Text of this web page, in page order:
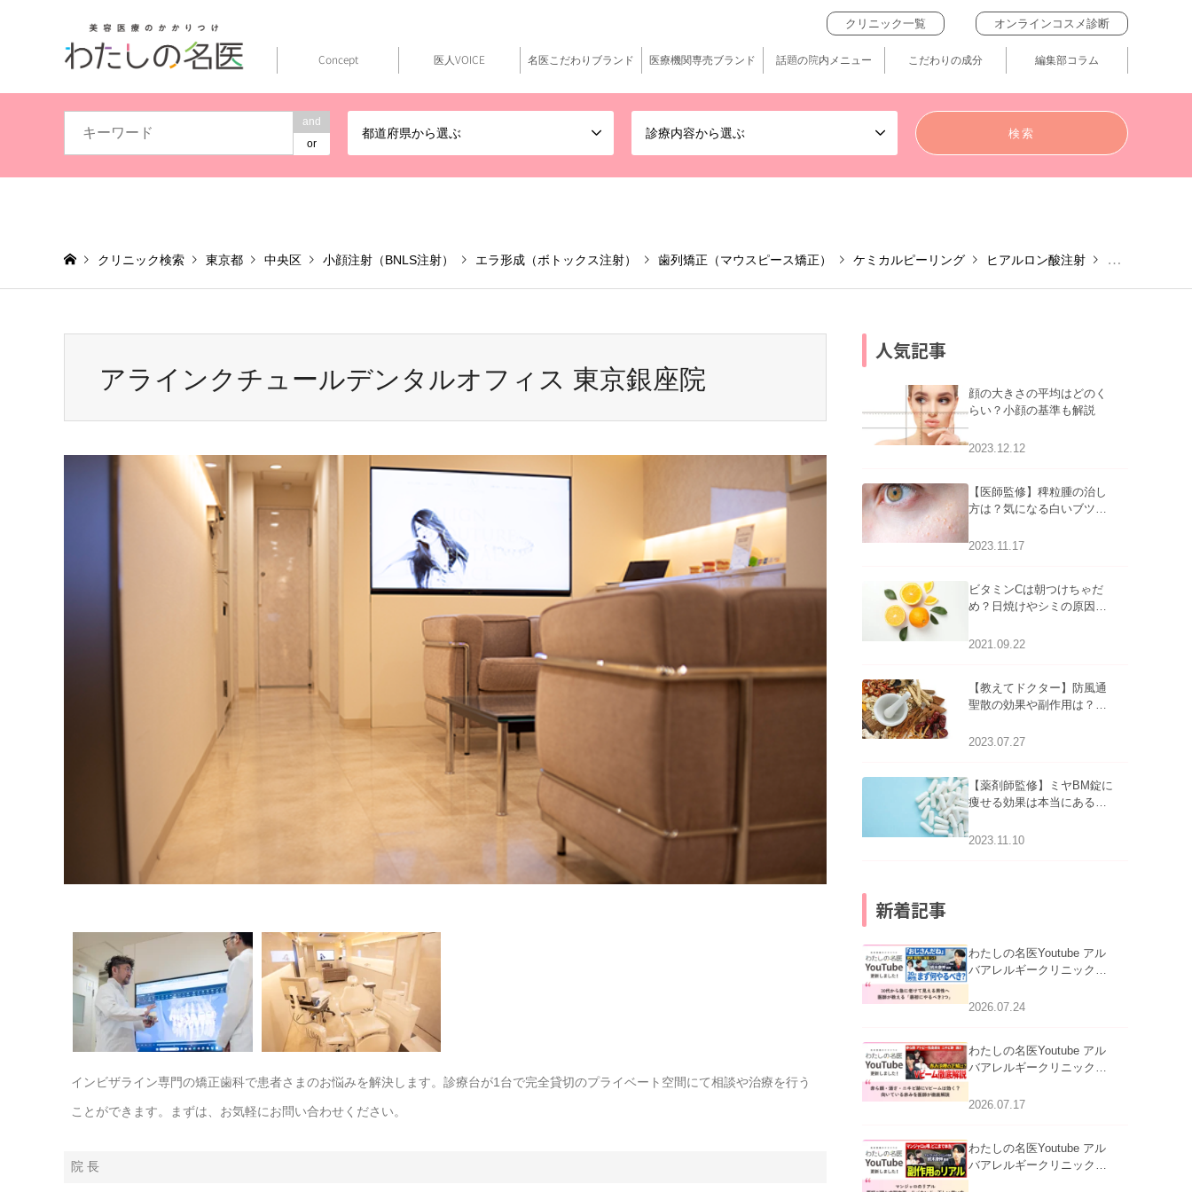
and
or
都道府県から選ぶ 診療内容から選ぶ
クリニック一覧 オンラインコスメ診断
Concept 医人VOICE 名医こだわりブランド 医療機関専売ブランド 話題の院内メニュー こだわりの成分 編集部コラム
クリニック検索 東京都 中央区 小顔注射（BNLS注射） エラ形成（ボトックス注射） 歯列矯正（マウスピース矯正） ケミカルピーリング ヒアルロン酸注射 ニキビ・傷跡
アラインクチュールデンタルオフィス 東京銀座院
インビザライン専門の矯正歯科で患者さまのお悩みを解決します。診療台が1台で完全貸切のプライベート空間にて相談や治療を行う
ことができます。まずは、お気軽にお問い合わせください。
院 長
人気記事
顔の大きさの平均はどのく
らい？小顔の基準も解説
2023.12.12
【医師監修】稗粒腫の治し
方は？気になる白いブツブ
アについて
2023.11.17
ビタミンCは朝つけちゃだ
め？日焼けやシミの原因に
2021.09.22
【教えてドクター】防風通
聖散の効果や副作用は？長
2023.07.27
【薬剤師監修】ミヤBM錠に
痩せる効果は本当にある
2023.11.10
新着記事
わたしの名医Youtube アル
バアレルギークリニック札
える男性へ｜医師が教える
2026.07.24
わたしの名医Youtube アル
バアレルギークリニック札
跡にVビームは効く？向い
2026.07.17
わたしの名医Youtube アル
バアレルギークリニック札